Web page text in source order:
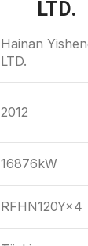
LTD.
Hainan
LTD.
2012
16876kW
RFHN120Y×4